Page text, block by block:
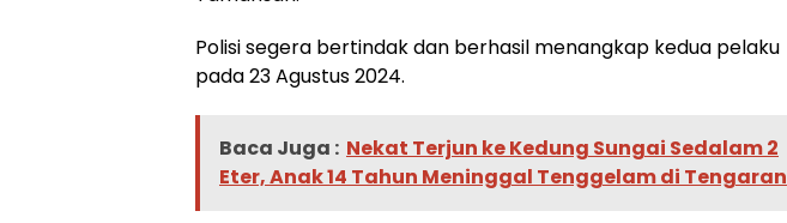
Polisi segera bertindak dan berhasil menangkap kedua pelaku
pada 23 Agustus 2024.
Baca Juga : Nekat Terjun ke Kedung Sungai Sedalam 2
Eter, Anak 14 Tahun Meninggal Tenggelam di Tengaran